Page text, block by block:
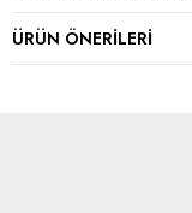
ÜRÜN ÖNERILERI